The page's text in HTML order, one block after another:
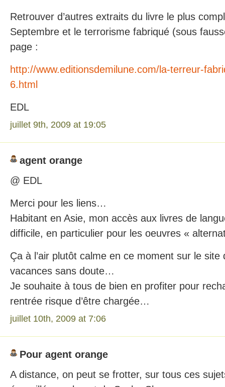
Retrouver d’autres extraits du livre le plus
Septembre et le terrorisme fabriqué (sous
page :
http://www.editionsdemilune.com/la-terreur-
6.html
EDL
juillet 9th, 2009 at 19:05
agent orange
@ EDL
Merci pour les liens…
Habitant en Asie, mon accès aux livres de
difficile, en particulier pour les oeuvres «
Ça à l’air plutôt calme en ce moment sur le site
vacances sans doute…
Je souhaite à tous de bien en profiter pour
rentrée risque d’être chargée…
juillet 10th, 2009 at 7:06
Pour agent orange
A distance, on peut se frotter, sur tous ces